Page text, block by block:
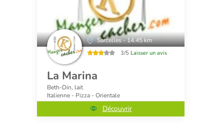
Sarcelles - 14.45 km
3/5 Laisser un avis
La Marina
Beth-Din, lait
Italienne - Pizza - Orientale
Découvrir